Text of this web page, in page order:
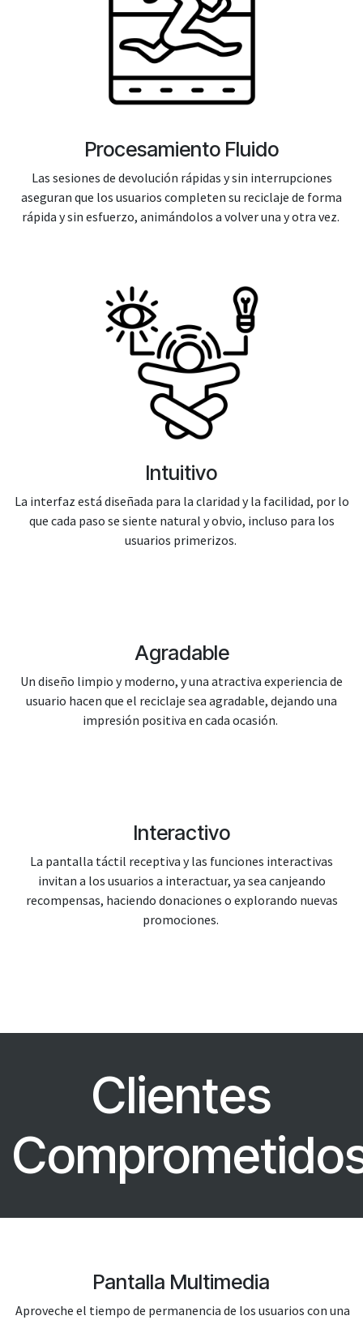
Procesamiento Fluido
Las sesiones de devolución rápidas y sin interrupciones
aseguran que los usuarios completen su reciclaje de forma
rápida y sin esfuerzo, animándolos a volver una y otra vez.
Intuitivo
La interfaz está diseñada para la claridad y la facilidad, por lo
que cada paso se siente natural y obvio, incluso para los
usuarios primerizos.
Agradable
Un diseño limpio y moderno, y una atractiva experiencia de
usuario hacen que el reciclaje sea agradable, dejando una
impresión positiva en cada ocasión.
Interactivo
La pantalla táctil receptiva y las funciones interactivas
invitan a los usuarios a interactuar, ya sea canjeando
recompensas, haciendo donaciones o explorando nuevas
promociones.
Clientes
Pantalla Multimedia
Aproveche el tiempo de permanencia de los usuarios con una